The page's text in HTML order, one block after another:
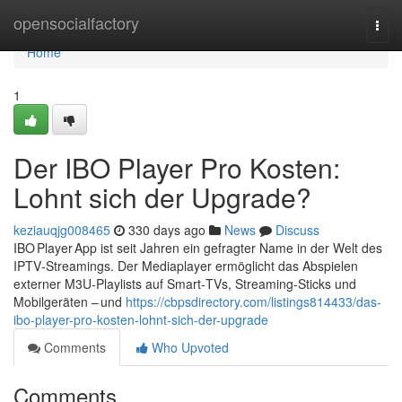
opensocialfactory
Home
Home
1
Der IBO Player Pro Kosten:
Lohnt sich der Upgrade?
keziauqjg008465 330 days ago News
Discuss
IBO Player App ist seit Jahren ein gefragter Name in der Welt des
IPTV‑Streamings. Der Mediaplayer ermöglicht das Abspielen
externer M3U‑Playlists auf Smart‑TVs, Streaming‑Sticks und
Mobilgeräten – und https://cbpsdirectory.com/listings814433/das-
ibo-player-pro-kosten-lohnt-sich-der-upgrade
Comments
Who Upvoted
Comments